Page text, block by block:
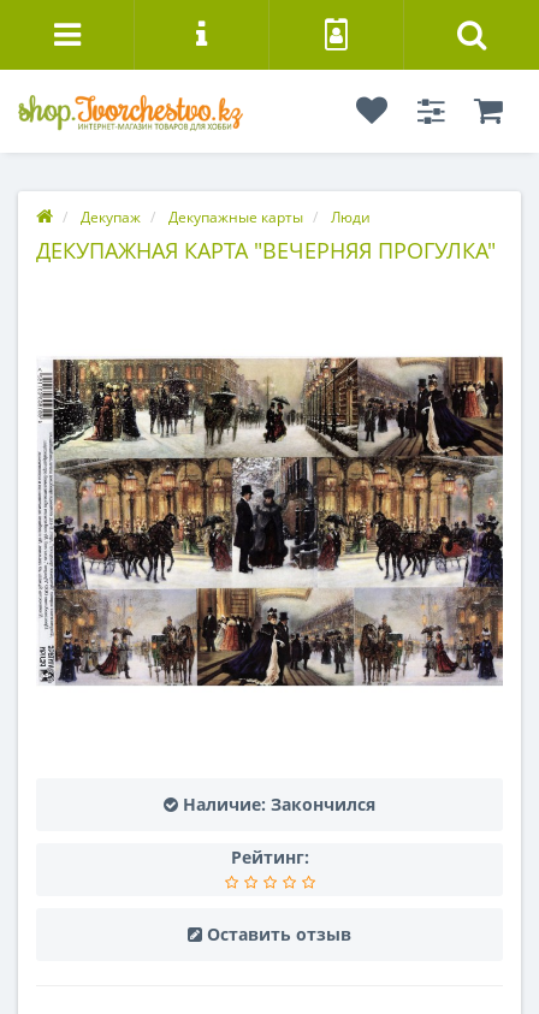
Декупаж Декупажные карты Люди
ДЕКУПАЖНАЯ КАРТА "ВЕЧЕРНЯЯ ПРОГУЛКА"
Наличие: Закончился
Рейтинг:
Оставить отзыв